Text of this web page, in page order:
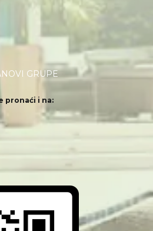
GRUPE
pronaći i na: